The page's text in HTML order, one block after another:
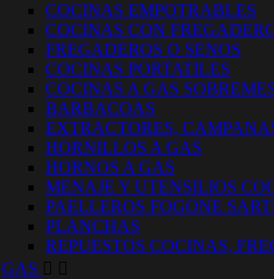
COCINAS EMPOTRABLES
COCINAS CON
FREGADEROS O SENOS
COCINAS PORTATILES
COCINAS A GAS
BARBACOAS
EXTRACTORES,
HORNILLOS A GAS
HORNOS A GAS
MENAJE Y UTENSILIOS
PAELLEROS FOGONE
PLANCHAS
REPUESTOS COCINAS,
GAS  